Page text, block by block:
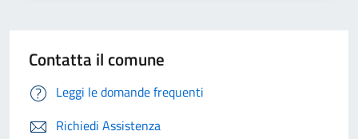
Contatta il comune
Leggi le domande frequenti
Richiedi Assistenza